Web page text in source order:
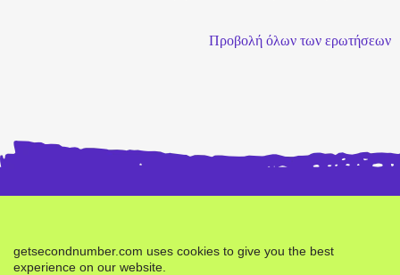
Προβολή όλων των ερωτήσεων
δεύτερο
αριθμό -
Αναφορά Σφάλματος
getsecondnumber.com uses cookies to give you the best
experience on our website.